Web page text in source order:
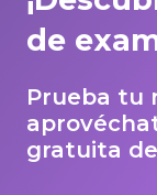
de
Prueba tu
gratuita